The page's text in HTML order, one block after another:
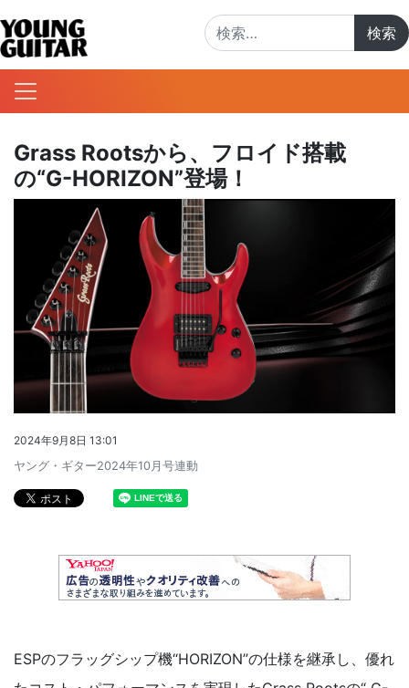
Grass Rootsから、フロイド搭載
の“G-HORIZON”登場！
2024年9月8日 13:01
ヤング・ギター2024年10月号連動
ESPのフラッグシップ機“HORIZON”の仕様を継承し、優れ